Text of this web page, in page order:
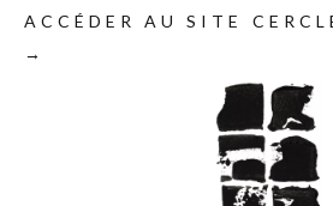
ACCÉDER AU SITE
→